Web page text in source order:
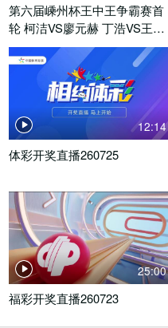
第六届嵊州杯王中王争霸赛首
轮 柯洁VS廖元赫 丁浩VS王星
昊
12:14
体彩开奖直播260725
25:00
福彩开奖直播260723